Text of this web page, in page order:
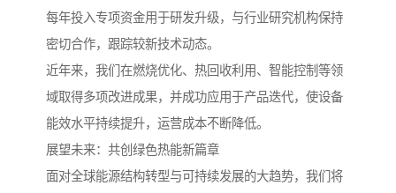
每年投入专项资金用于研发升级，与行业研究机构保持
密切合作，跟踪较新技术动态。
近年来，我们在燃烧优化、热回收利用、智能控制等领
域取得多项改进成果，并成功应用于产品迭代，使设备
能效水平持续提升，运营成本不断降低。
展望未来：共创绿色热能新篇章
面对全球能源结构转型与可持续发展的大趋势，我们将